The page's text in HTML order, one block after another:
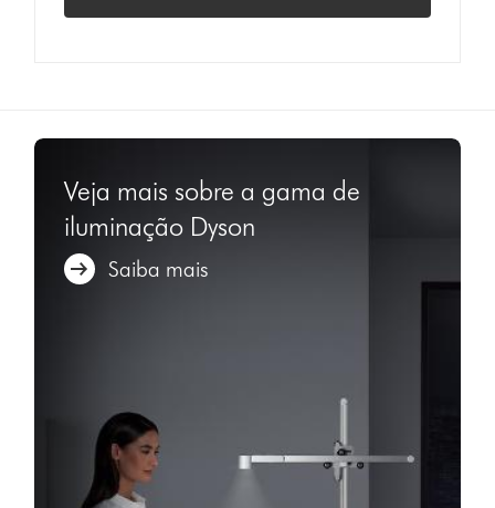
Veja mais sobre a gama de
iluminação Dyson
Saiba mais